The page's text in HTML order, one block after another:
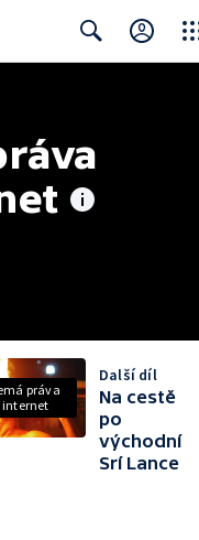
práva
internet
Další díl
Na cestě
po
východní
Srí Lance